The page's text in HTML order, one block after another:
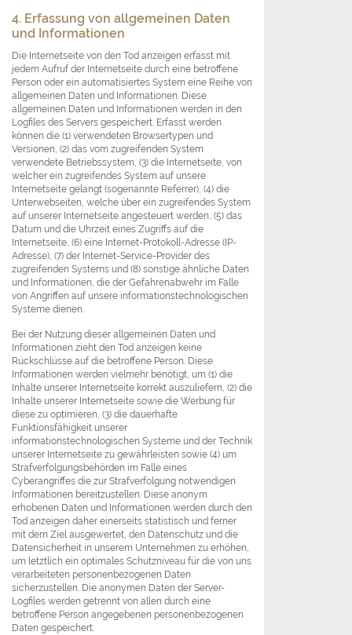
4. Erfassung von allgemeinen Daten
und Informationen
Die Internetseite von den Tod anzeigen erfasst mit
jedem Aufruf der Internetseite durch eine betroffene
Person oder ein automatisiertes System eine Reihe von
allgemeinen Daten und Informationen. Diese
allgemeinen Daten und Informationen werden in den
Logfiles des Servers gespeichert. Erfasst werden
können die (1) verwendeten Browsertypen und
Versionen, (2) das vom zugreifenden System
verwendete Betriebssystem, (3) die Internetseite, von
welcher ein zugreifendes System auf unsere
Internetseite gelangt (sogenannte Referrer), (4) die
Unterwebseiten, welche über ein zugreifendes System
auf unserer Internetseite angesteuert werden, (5) das
Datum und die Uhrzeit eines Zugriffs auf die
Internetseite, (6) eine Internet-Protokoll-Adresse (IP-
Adresse), (7) der Internet-Service-Provider des
zugreifenden Systems und (8) sonstige ähnliche Daten
und Informationen, die der Gefahrenabwehr im Falle
von Angriffen auf unsere informationstechnologischen
Systeme dienen.
Bei der Nutzung dieser allgemeinen Daten und
Informationen zieht den Tod anzeigen keine
Rückschlüsse auf die betroffene Person. Diese
Informationen werden vielmehr benötigt, um (1) die
Inhalte unserer Internetseite korrekt auszuliefern, (2) die
Inhalte unserer Internetseite sowie die Werbung für
diese zu optimieren, (3) die dauerhafte
Funktionsfähigkeit unserer
informationstechnologischen Systeme und der Technik
unserer Internetseite zu gewährleisten sowie (4) um
Strafverfolgungsbehörden im Falle eines
Cyberangriffes die zur Strafverfolgung notwendigen
Informationen bereitzustellen. Diese anonym
erhobenen Daten und Informationen werden durch den
Tod anzeigen daher einerseits statistisch und ferner
mit dem Ziel ausgewertet, den Datenschutz und die
Datensicherheit in unserem Unternehmen zu erhöhen,
um letztlich ein optimales Schutzniveau für die von uns
verarbeiteten personenbezogenen Daten
sicherzustellen. Die anonymen Daten der Server-
Logfiles werden getrennt von allen durch eine
betroffene Person angegebenen personenbezogenen
Daten gespeichert.